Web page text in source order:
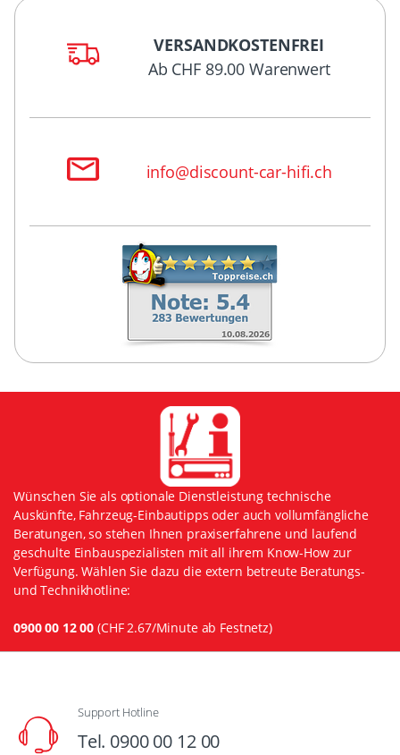
VERSANDKOSTENFREI
Ab CHF 89.00 Warenwert
info@discount-car-hifi.ch
Wünschen Sie als optionale Dienstleistung technische
Auskünfte, Fahrzeug-Einbautipps oder auch vollumfängliche
Beratungen, so stehen Ihnen praxiserfahrene und laufend
geschulte Einbauspezialisten mit all ihrem Know-How zur
Verfügung. Wählen Sie dazu die extern betreute Beratungs-
und Technikhotline:
0900 00 12 00 (CHF 2.67/Minute ab Festnetz)
Support Hotline
Tel. 0900 00 12 00